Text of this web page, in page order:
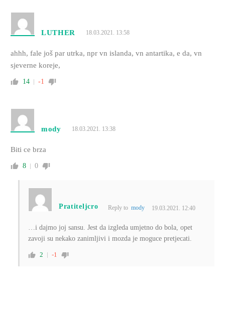
LUTHER 18.03.2021. 13:58
ahhh, fale još par utrka, npr vn islanda, vn antartika, e da, vn
sjeverne koreje,
14 -1
mody 18.03.2021. 13:38
Biti ce brza
8 0
Pratiteljcro Reply tomody 19.03.2021. 12:40
…i dajmo joj sansu. Jest da izgleda umjetno do bola, opet
zavoji su nekako zanimljivi i mozda je moguce pretjecati.
2 -1